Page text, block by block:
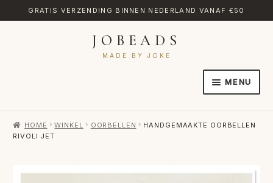
GRATIS VERZENDING BINNEN NEDERLAND VANAF €50
JOBEADS
MADE BY JOKE
MENU
AFREKENEN
HOME WINKEL OORBELLEN
HANDGEMAAKTE OORBELLEN
RIVOLI JET